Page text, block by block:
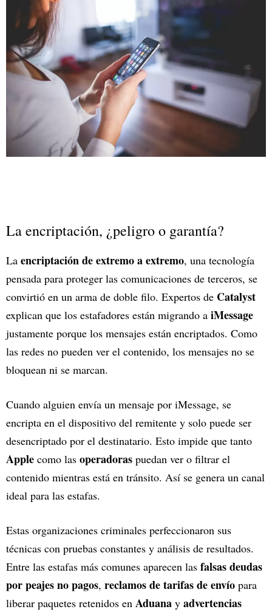
La encriptación, ¿peligro o garantía?
La encriptación de extremo a extremo, una tecnología
pensada para proteger las comunicaciones de terceros, se
convirtió en un arma de doble filo. Expertos de Catalyst
explican que los estafadores están migrando a iMessage
justamente porque los mensajes están encriptados. Como
las redes no pueden ver el contenido, los mensajes no se
bloquean ni se marcan.
Cuando alguien envía un mensaje por iMessage, se
encripta en el dispositivo del remitente y solo puede ser
desencriptado por el destinatario. Esto impide que tanto
Apple como las operadoras puedan ver o filtrar el
contenido mientras está en tránsito. Así se genera un canal
ideal para las estafas.
Estas organizaciones criminales perfeccionaron sus
técnicas con pruebas constantes y análisis de resultados.
Entre las estafas más comunes aparecen las falsas deudas
por peajes no pagos, reclamos de tarifas de envío para
liberar paquetes retenidos en Aduana y advertencias